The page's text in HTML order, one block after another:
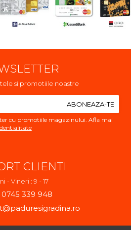
si promotiile noastre
cu promotiile magazinului. Afla mai
CLIENTI
- Vineri : 9 - 17
0745 339 948